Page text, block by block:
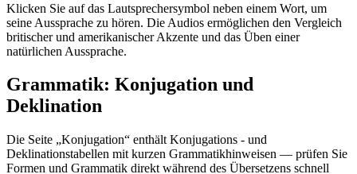
Klicken Sie auf das Lautsprechersymbol neben einem Wort, um
seine Aussprache zu hören. Die Audios ermöglichen den Vergleich
britischer und amerikanischer Akzente und das Üben einer
natürlichen Aussprache.
Grammatik: Konjugation und
Deklination
Die Seite „Konjugation“ enthält Konjugations - und
Deklinationstabellen mit kurzen Grammatikhinweisen — prüfen Sie
Formen und Grammatik direkt während des Übersetzens schnell